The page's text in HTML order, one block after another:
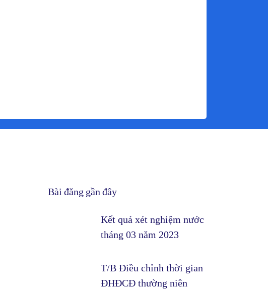
Bài đăng gần đây
Kết quả xét nghiệm nước
tháng 03 năm 2023
T/B Điều chỉnh thời gian
ĐHĐCĐ thường niên